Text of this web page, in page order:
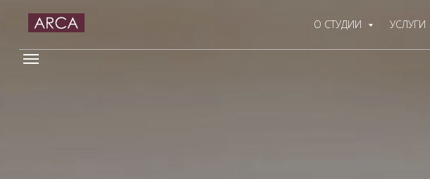
О СТУДИИ УСЛУГИ